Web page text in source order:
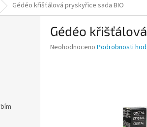
Gédéo křišťálová pryskyřice sada BIO
Gédéo
Průměrné
Neohodnoceno Podrobnosti